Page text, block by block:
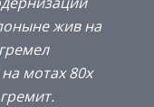
жив на
мотах 80х